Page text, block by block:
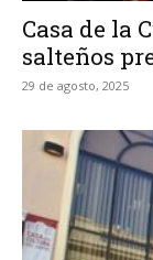
Casa de la
salteños
29 de agosto, 2025